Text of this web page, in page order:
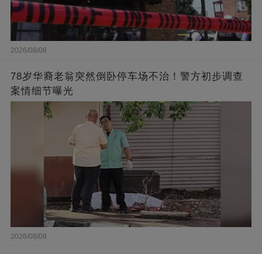
2026/08/08
78岁华裔老翁突然倒卧停车场不治！警方初步调查
案情细节曝光
2026/08/08